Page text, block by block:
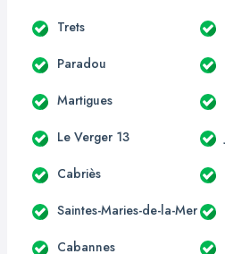
Trets
Paradou
Martigues
Le Verger 13
Cabriès
Saintes-Maries-de-la-Mer
Cabannes